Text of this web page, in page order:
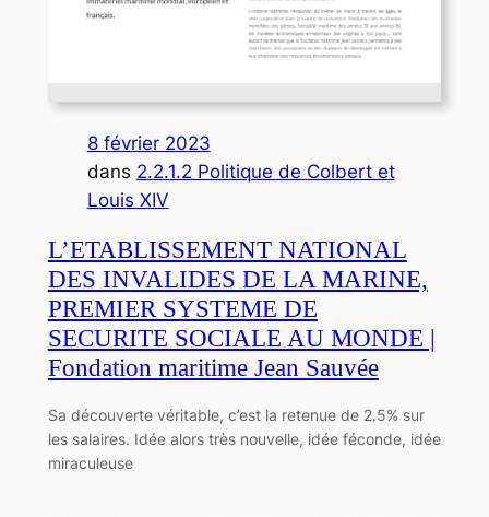
8 février 2023
dans 2.2.1.2 Politique de Colbert et
Louis XIV
L’ETABLISSEMENT NATIONAL
DES INVALIDES DE LA MARINE,
PREMIER SYSTEME DE
SECURITE SOCIALE AU MONDE |
Fondation maritime Jean Sauvée
Sa découverte véritable, c’est la retenue de 2.5% sur
les salaires. Idée alors très nouvelle, idée féconde, idée
miraculeuse